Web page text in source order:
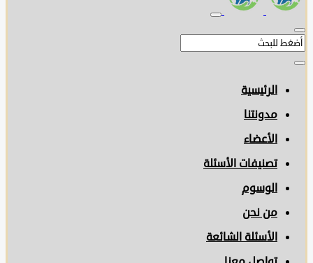
الرئيسية
مدونتنا
الأعضاء
تصنيفات الأسئلة
الوسوم
من نحن
الأسئلة الشائعة